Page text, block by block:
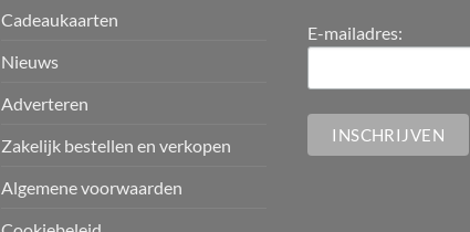
Cadeaukaarten
Nieuws
Adverteren
Zakelijk bestellen en verkopen
Algemene voorwaarden
E-mailadres: